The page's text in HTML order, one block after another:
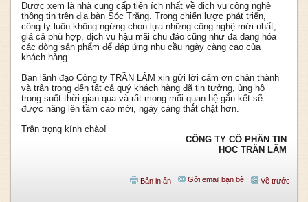
Được xem là nhà cung cấp tiện ích nhất về dịch vụ công nghệ
thông tin trên địa bàn Sóc Trăng. Trong chiến lược phát triển,
công ty luôn không ngừng chọn lựa những công nghệ mới nhất,
giá cả phù hợp, dịch vụ hậu mãi chu đáo cũng như đa dạng hóa
các dòng sản phẩm để đáp ứng nhu cầu ngày càng cao của
khách hàng.
Ban lãnh đạo Công ty TRẦN LÂM xin gửi lời cảm ơn chân thành
và trân trọng đến tất cả quý khách hàng đã tin tưởng, ủng hộ
trong suốt thời gian qua và rất mong mối quan hệ gắn kết sẽ
được nâng lên tầm cao mới, ngày càng thắt chặt hơn.
Trân trọng kính chào!
CÔNG TY CỔ PHẦN TIN
HOC TRẦN LÂM
Về trước
Gởi email bạn bè
Bản in ấn